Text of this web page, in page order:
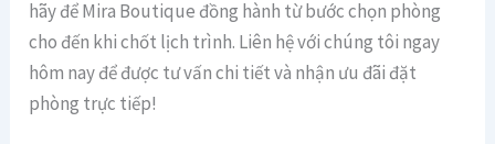
hãy để Mira Boutique đồng hành từ bước chọn phòng
cho đến khi chốt lịch trình. Liên hệ với chúng tôi ngay
hôm nay để được tư vấn chi tiết và nhận ưu đãi đặt
phòng trực tiếp!